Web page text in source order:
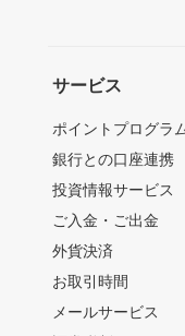
サービス
ポイントプログラ
銀行との口座連携
投資情報サービス
ご入金・ご出金
外貨決済
お取引時間
メールサービス